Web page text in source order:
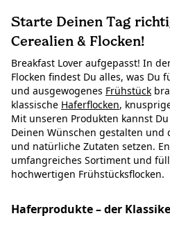
Starte Deinen Tag
Cerealien & Flocken!
Breakfast Lover aufgepasst! In
Flocken findest Du alles, was Du
und ausgewogenes Frühstück
klassische Haferflocken,
Mit unseren Produkten kannst
Deinen Wünschen gestalten
und natürliche Zutaten setzen.
umfangreiches Sortiment und
hochwertigen Frühstücksflocken.
Haferprodukte – der